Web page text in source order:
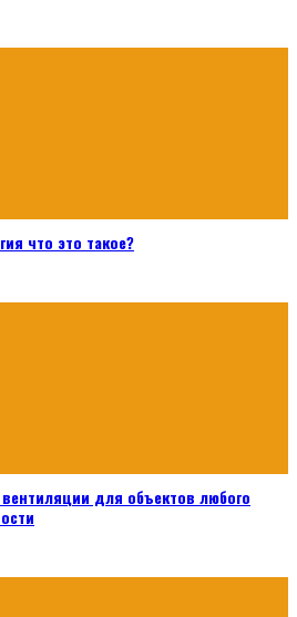
что это такое?
для объектов любого